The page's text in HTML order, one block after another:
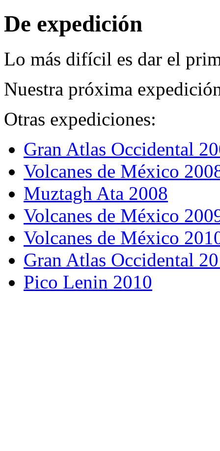
De expedición
Lo más difícil es dar el
Nuestra próxima
Otras expediciones:
Gran Atlas Occidental
Volcanes de México
Muztagh Ata 2008
Volcanes de México
Volcanes de México
Gran Atlas Occidental
Pico Lenin 2010